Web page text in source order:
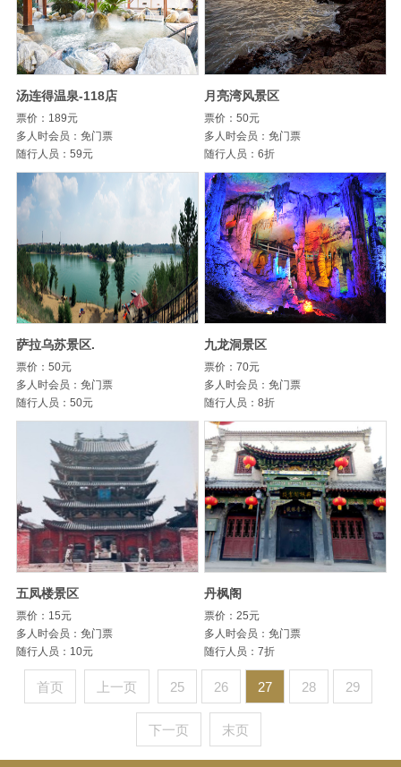
汤连得温泉-118店
票价：189元
多人时会员：免门票
随行人员：59元
月亮湾风景区
票价：50元
多人时会员：免门票
随行人员：6折
萨拉乌苏景区.
票价：50元
多人时会员：免门票
随行人员：50元
九龙洞景区
票价：70元
多人时会员：免门票
随行人员：8折
五凤楼景区
票价：15元
多人时会员：免门票
随行人员：10元
丹枫阁
票价：25元
多人时会员：免门票
随行人员：7折
首页 上一页 25 26 27 28 29
下一页 末页